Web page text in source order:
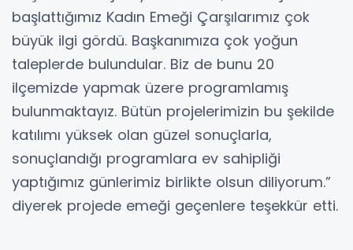
başlattığımız Kadın Emeği Çarşılarımız çok
büyük ilgi gördü. Başkanımıza çok yoğun
taleplerde bulundular. Biz de bunu 20
ilçemizde yapmak üzere programlamış
bulunmaktayız. Bütün projelerimizin bu şekilde
katılımı yüksek olan güzel sonuçlarla,
sonuçlandığı programlara ev sahipliği
yaptığımız günlerimiz birlikte olsun diliyorum.”
diyerek projede emeği geçenlere teşekkür etti.